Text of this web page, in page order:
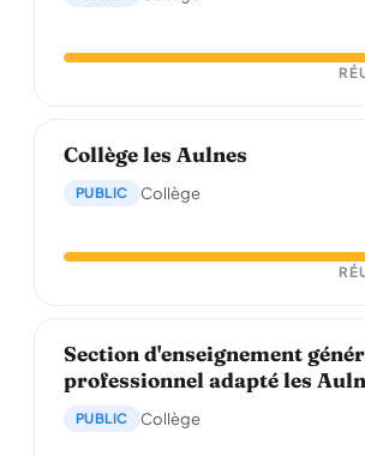
Collège les Aulnes
PUBLIC Collège
Section d'enseignement
professionnel adapté les
PUBLIC Collège